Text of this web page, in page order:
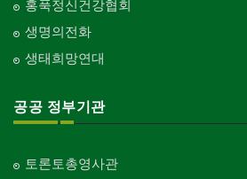
홍푹정신건강협회
생명의전화
생태희망연대
공공 정부기관
토론토총영사관